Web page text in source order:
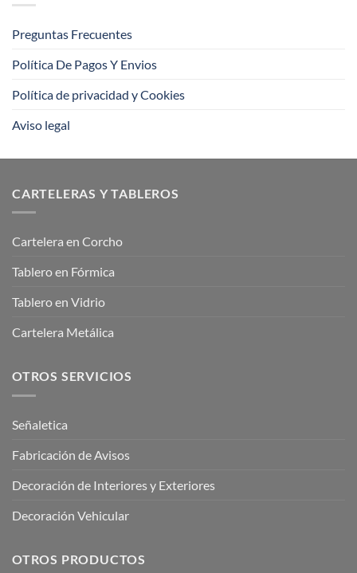
Preguntas Frecuentes
Política De Pagos Y Envios
Política de privacidad y Cookies
Aviso legal
CARTELERAS Y TABLEROS
Cartelera en Corcho
Tablero en Fórmica
Tablero en Vidrio
Cartelera Metálica
OTROS SERVICIOS
Señaletica
Fabricación de Avisos
Decoración de Interiores y Exteriores
Decoración Vehicular
OTROS PRODUCTOS